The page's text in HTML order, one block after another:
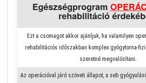
Egészségprogram
rehabilitáció
Ezt a csomagot akkor ajánljuk, ha valamilyen
rehabilitációs időszakban komplex gyógytorna-
szeretné megvalósítani.
Az operációval járó szöveti állapot, a seb